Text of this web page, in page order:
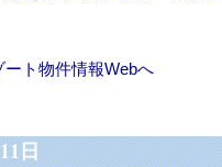
ート物件情報Webへ
日